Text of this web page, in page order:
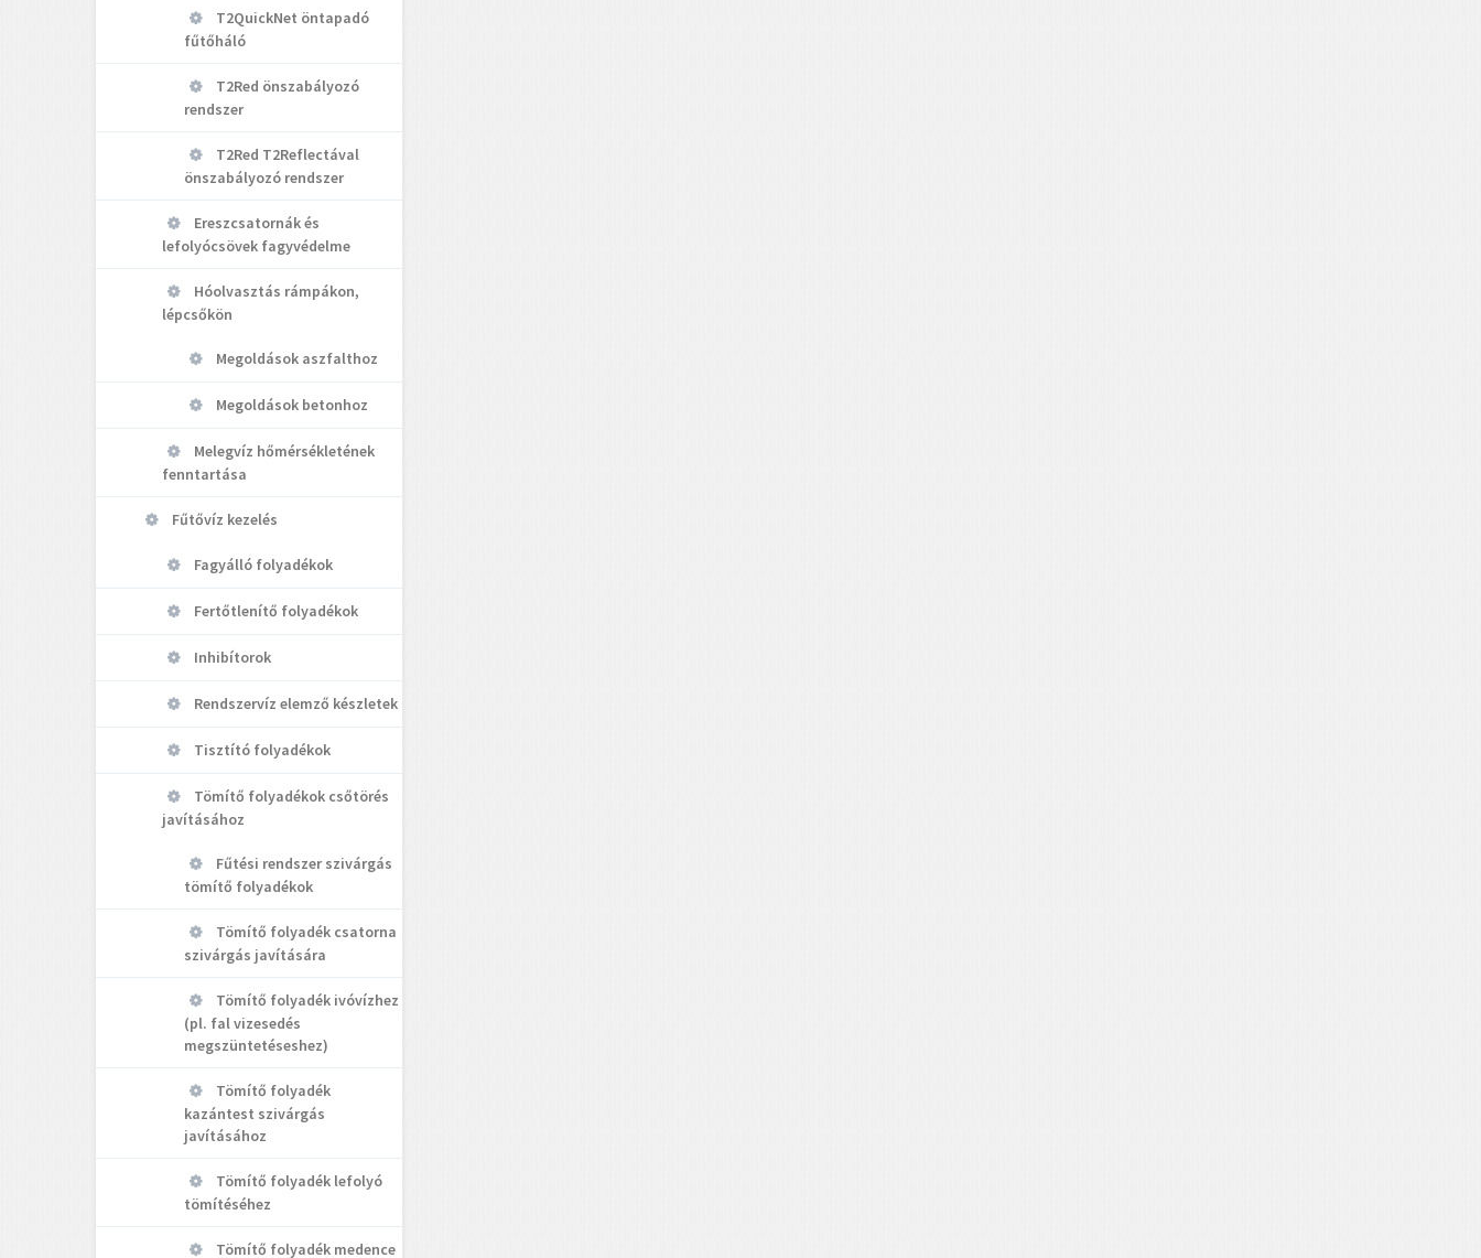
T2QuickNet öntapadó
fűtőháló
T2Red önszabályozó
rendszer
T2Red T2Reflectával
önszabályozó rendszer
Ereszcsatornák és
lefolyócsövek fagyvédelme
Hóolvasztás rámpákon,
lépcsőkön
Megoldások aszfalthoz
Megoldások betonhoz
Melegvíz hőmérsékletének
fenntartása
Fűtővíz kezelés
Fagyálló folyadékok
Fertőtlenítő folyadékok
Inhibítorok
Rendszervíz elemző készletek
Tisztító folyadékok
Tömítő folyadékok csőtörés
javításához
Fűtési rendszer szivárgás
tömítő folyadékok
Tömítő folyadék csatorna
szivárgás javítására
Tömítő folyadék ivóvízhez
(pl. fal vizesedés
megszüntetéseshez)
Tömítő folyadék
kazántest szivárgás
javításához
Tömítő folyadék lefolyó
tömítéséhez
Tömítő folyadék medence